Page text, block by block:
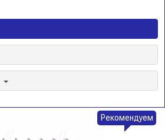
Рекомендуем